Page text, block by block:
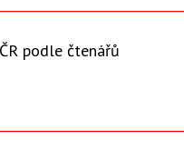
podle čtenářů